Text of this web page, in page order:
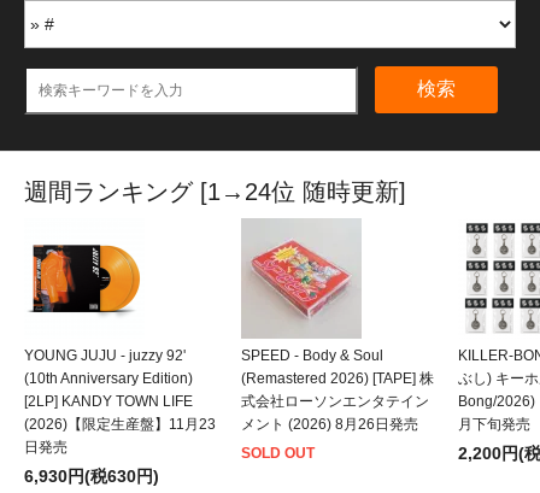
検索
週間ランキング [1→24位 随時更新]
YOUNG JUJU - juzzy 92'
(10th Anniversary Edition)
[2LP] KANDY TOWN LIFE
(2026)【限定生産盤】11月23
日発売
6,930円(税630円)
SPEED - Body & Soul
(Remastered 2026) [TAPE] 株
式会社ローソンエンタテイン
メント (2026) 8月26日発売
SOLD OUT
KILLER-
ぶし) キー
Bong/2026)
月下旬発売
2,200円(